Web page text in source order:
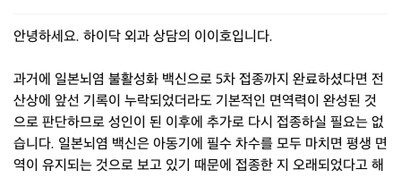
안녕하세요. 하이닥 외과 상담의 이이호입니다.
과거에 일본뇌염 불활성화 백신으로 5차 접종까지 완료하셨다면 전
산상에 앞선 기록이 누락되었더라도 기본적인 면역력이 완성된 것
으로 판단하므로 성인이 된 이후에 추가로 다시 접종하실 필요는 없
습니다. 일본뇌염 백신은 아동기에 필수 차수를 모두 마치면 평생 면
역이 유지되는 것으로 보고 있기 때문에 접종한 지 오래되었다고 해